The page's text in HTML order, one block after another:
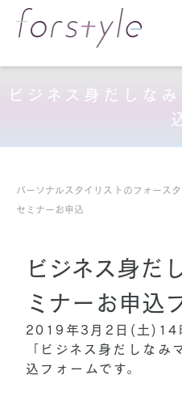
ビジネス身だしな
パーソナルスタイリストのフォース
セミナーお申込
ビジネス身だ
ミナーお申込
2019年3月2日(土)14
「ビジネス身だしなみ
込フォームです。